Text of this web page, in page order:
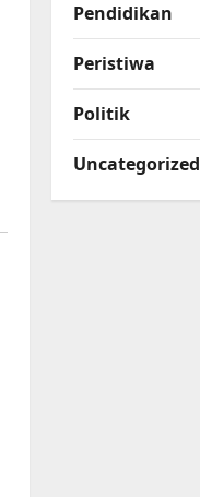
Pendidikan
Peristiwa
Politik
Uncategorized